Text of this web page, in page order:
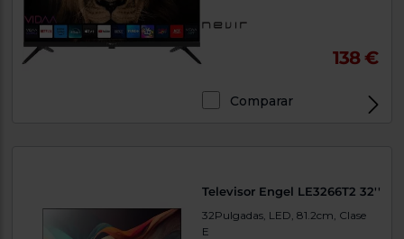
138 €
Comparar
Televisor Engel LE3266T2 32''
32Pulgadas, LED, 81.2cm, Clase
E